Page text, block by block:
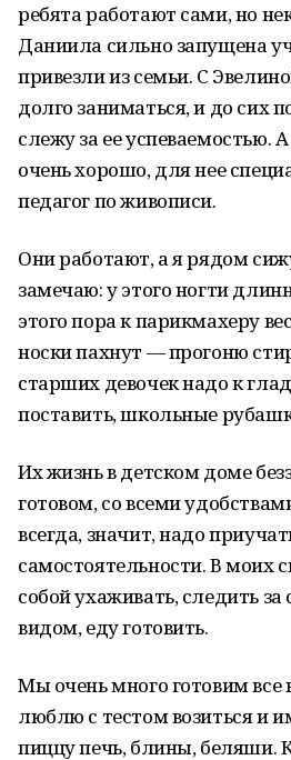
ребята работают сами, но
Даниила сильно запущена
привезли из семьи. С
долго заниматься, и до сих
слежу за ее успеваемостью.
очень хорошо, для нее
педагог по живописи.
Они работают, а я рядом
замечаю: у этого ногти
этого пора к парикмахеру
носки пахнут — прогоню
старших девочек надо к
поставить, школьные
Их жизнь в детском доме
готовом, со всеми
всегда, значит, надо
самостоятельности. В моих
собой ухаживать, следить
видом, еду готовить.
Мы очень много готовим все
люблю с тестом возиться и
пиццу печь, блины, беляши.